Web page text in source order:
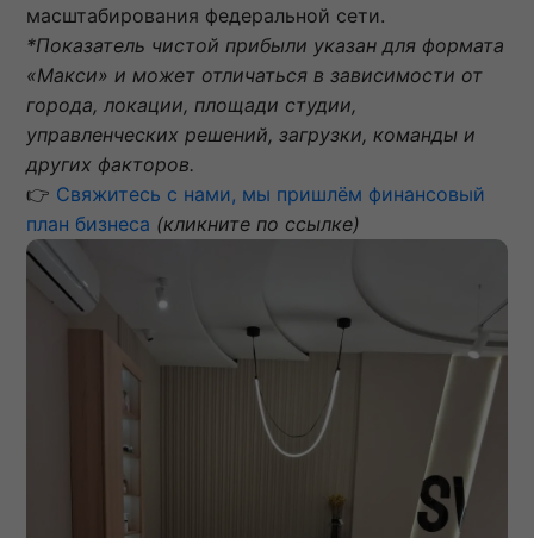
масштабирования федеральной сети.
*Показатель чистой прибыли указан для формата
«Макси» и может отличаться в зависимости от
города, локации, площади студии,
управленческих решений, загрузки, команды и
других факторов.
👉 Свяжитесь с нами, мы пришлём финансовый
план бизнеса (кликните по ссылке)